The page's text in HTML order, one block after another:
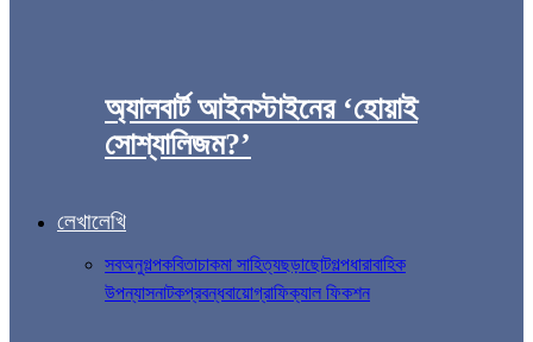
অ্যালবার্ট আইনস্টাইনের ‘হোয়াই
সোশ্যালিজম?’
লেখালেখি
সবঅনুগল্পকবিতাচাকমা সাহিত্যছড়াছোটগল্পধারাবাহিক
উপন্যাসনাটকপ্রবন্ধবায়োগ্রাফিক্যাল ফিকশন